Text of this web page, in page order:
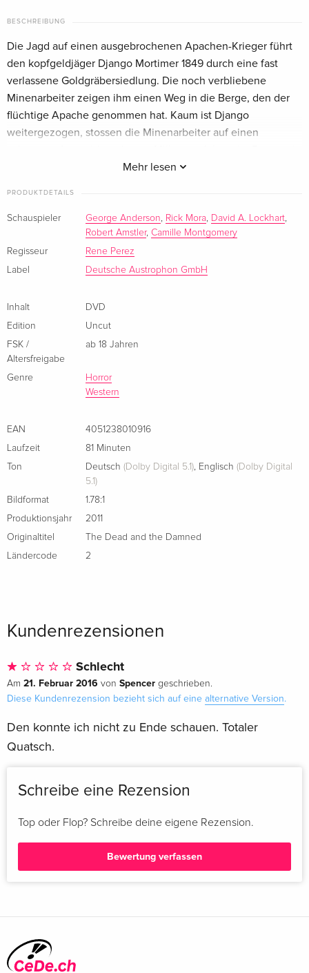
Englisch · US Version
BESCHREIBUNG
Mehr lesen
Die Jagd auf einen ausgebrochenen Apachen-Krieger führt
den kopfgeldjäger Django Mortimer 1849 durch eine fast
verlassene Goldgräbersiedlung. Die noch verbliebene
Minenarbeiter zeigen ihm einen Weg in die Berge, den der
flüchtige Apache genommen hat. Kaum ist Django
weitergezogen, stossen die Minenarbeiter auf einen
eingeschlagen sein muss. Doch der Fund ist gefährlich...
Originaltrailer;
Trailershow;
PRODUKTDETAILS
Schauspieler George Anderson, Rick Mora, David A. Lockhart,
Robert Amstler, Camille Montgomery
Regisseur
Rene Perez
Label
Deutsche Austrophon GmbH
Inhalt
DVD
Edition
Uncut
FSK /
Altersfreigabe
ab 18 Jahren
Genre
Horror
Western
EAN
4051238010916
Laufzeit
81 Minuten
Ton
Deutsch (Dolby Digital 5.1), Englisch (Dolby Digital
5.1)
Bildformat
1.78:1
Produktionsjahr
2011
Originaltitel
The Dead and the Damned
Ländercode
2
Kundenrezensionen
Schlecht
Am 21. Februar 2016 von Spencer geschrieben.
Diese Kundenrezension bezieht sich auf eine alternative Version.
Den konnte ich nicht zu Ende schauen. Totaler
Quatsch.
Schreibe eine Rezension
Top oder Flop? Schreibe deine eigene Rezension.
Bewertung verfassen